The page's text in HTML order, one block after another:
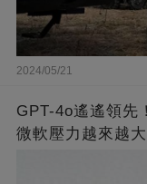
2024/05/21
GPT-4o遙遙領先
微軟壓力越來越大